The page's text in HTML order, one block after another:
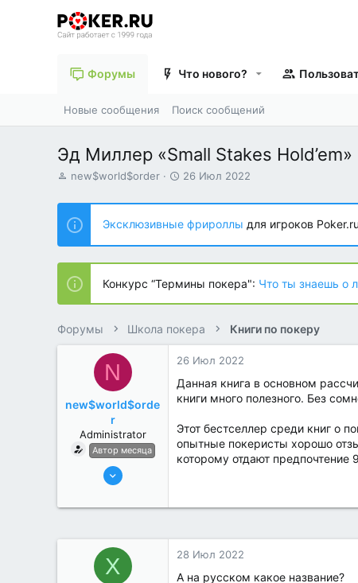
Форумы Что нового?
Новые сообщения Поиск сообщений
Эд Миллер «Small Stakes Hold’em»
А
т
о
р
т
е
м
ы
new$world$order
Д
т
н
а
ч
л
а
26 Июл 2022
Эксклюзивные фрироллы для игроков Poker.ru
Конкурс “Термины покера": Что ты знаешь о
Форумы Школа покера Книги по покеру
N
new$world$orde
r
Administrator
Автор месяца
27 Май 2022
184
26 Июл 2022
Данная книга в основном
книги много полезного. Без
Этот бестселлер среди книг о
опытные покеристы хорошо
которому отдают
X 28 Июл 2022
А на русском какое название?